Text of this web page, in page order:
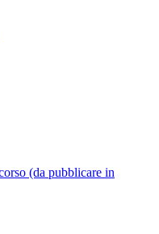
(da pubblicare in